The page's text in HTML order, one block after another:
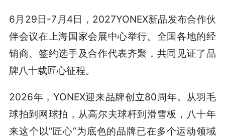
6月29日-7月4日，2027YONEX新品发布合作伙
伴会议在上海国家会展中心举行。全国各地的经
销商、签约选手及合作代表齐聚，共同见证了品
牌八十载匠心征程。
2026年，YONEX迎来品牌创立80周年。从羽毛
球拍到网球拍，从高尔夫球杆到滑雪板，八十年
来这个以“匠心”为底色的品牌已在多个运动领域